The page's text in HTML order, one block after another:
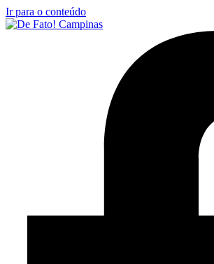
Ir para o conteúdo